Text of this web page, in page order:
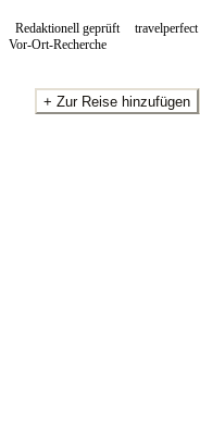
Redaktionell geprüft
Vor-Ort-Recherche
+ Zur Reise hinzufügen